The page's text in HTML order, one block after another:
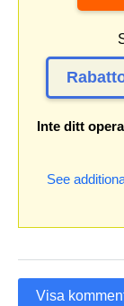
Inte ditt
See
Visa